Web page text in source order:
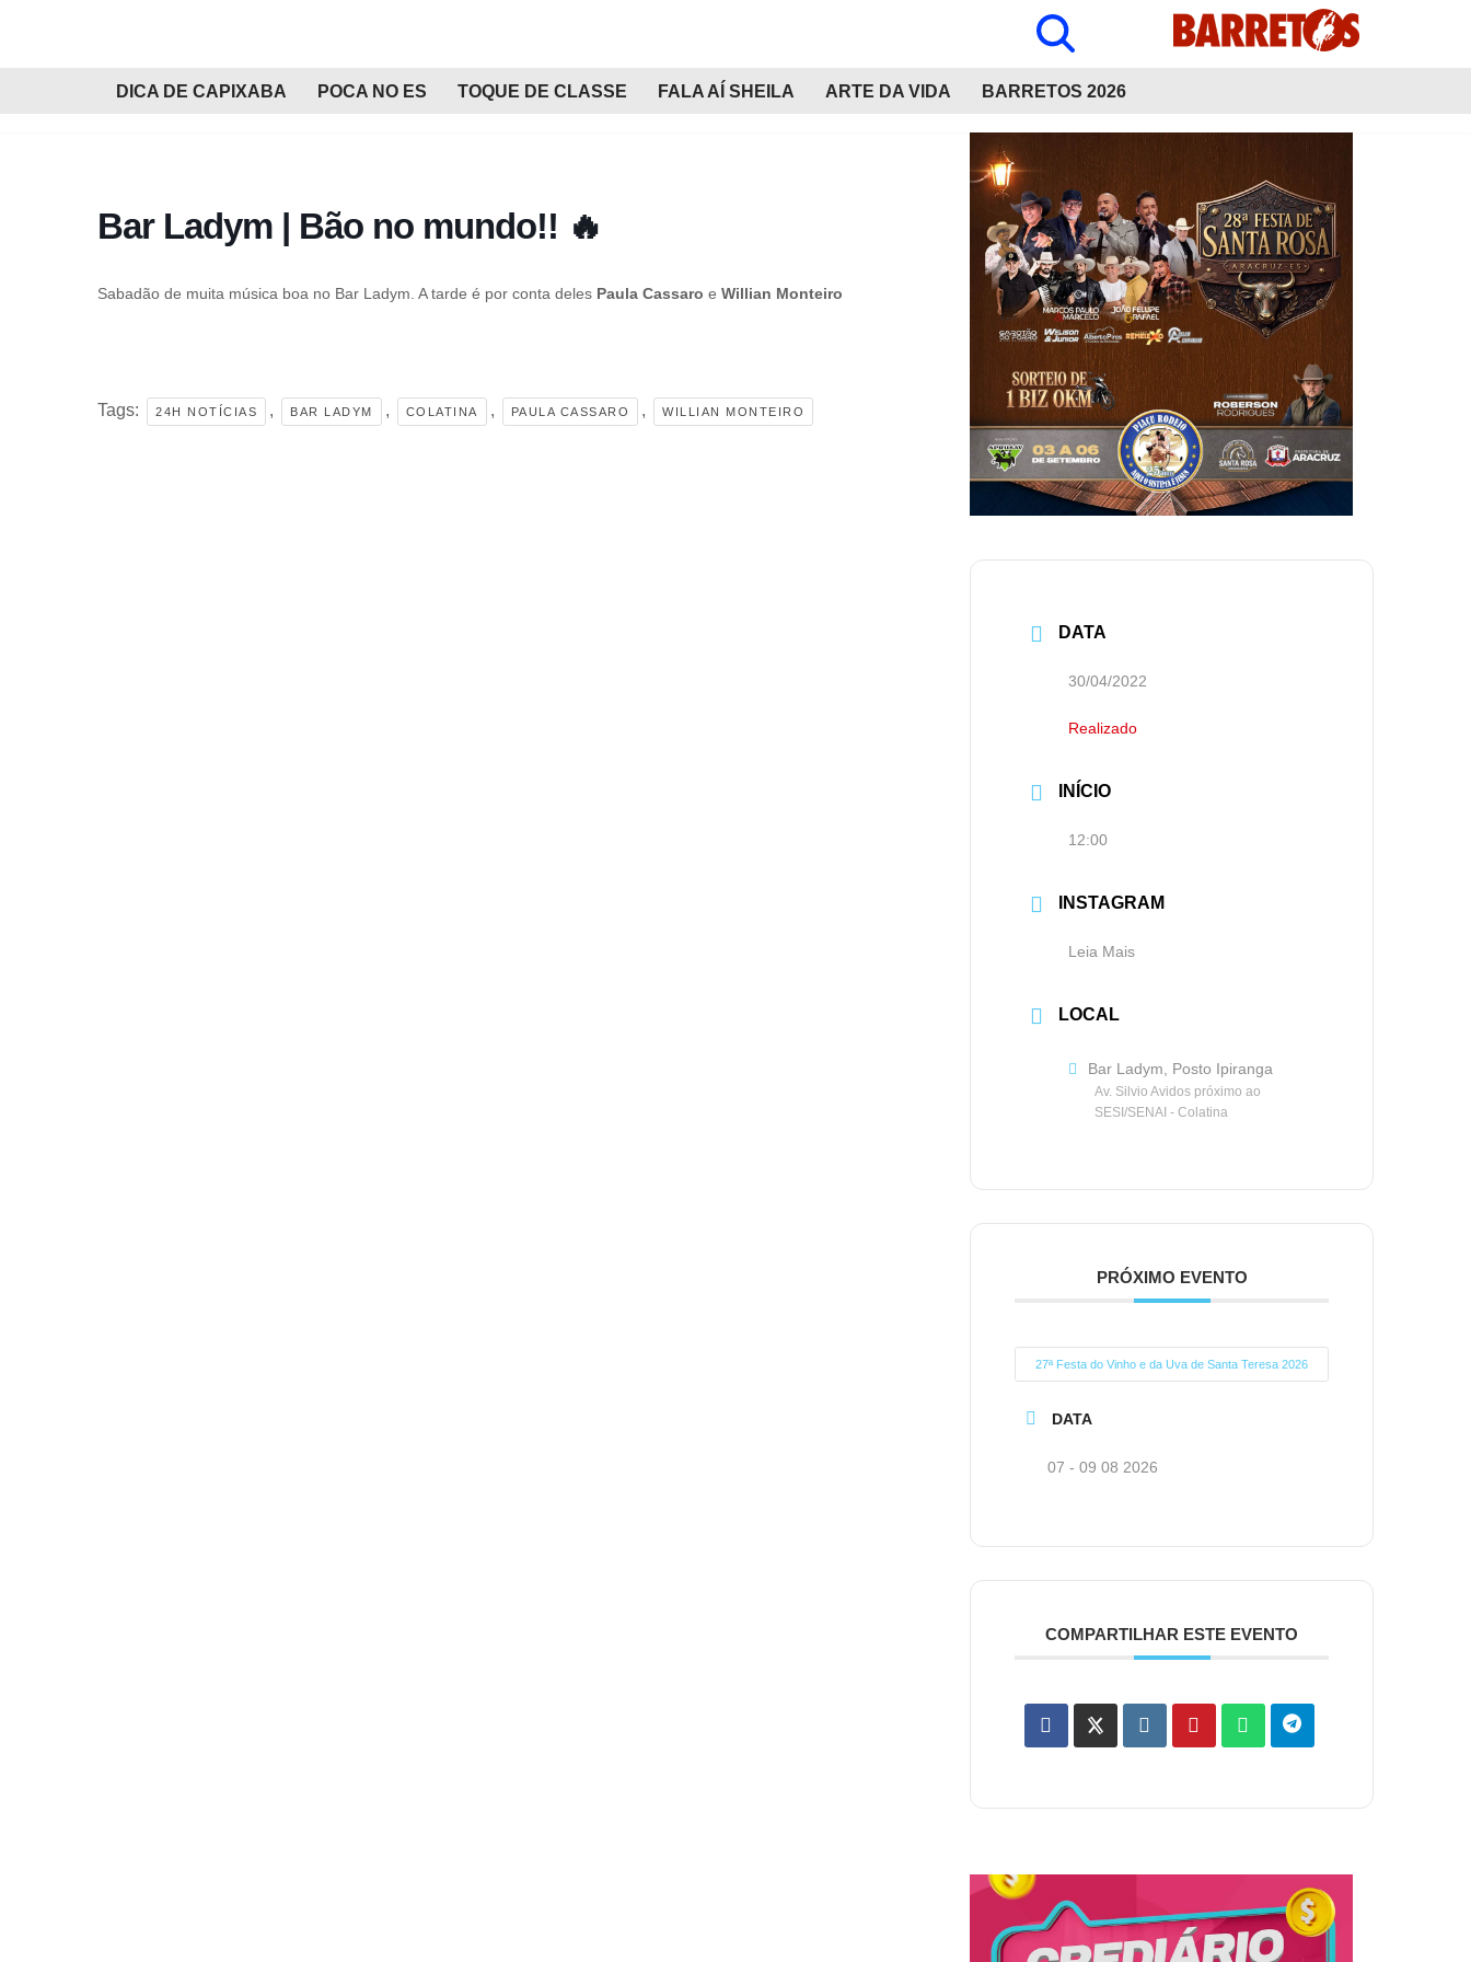
DICA DE CAPIXABA POCA NO ES TOQUE DE CLASSE FALA AÍ SHEILA ARTE DA VIDA BARRETOS 2026
Bar Ladym | Bão no mundo!! 🔥
Sabadão de muita música boa no Bar Ladym. A tarde é por conta deles Paula Cassaro e Willian Monteiro
Tags: 24H NOTÍCIAS , BAR LADYM , COLATINA , PAULA CASSARO , WILLIAN MONTEIRO
DATA
30/04/2022
Realizado
INÍCIO
12:00
INSTAGRAM
Leia Mais
LOCAL
Bar Ladym, Posto Ipiranga
Av. Silvio Avidos próximo ao
SESI/SENAI - Colatina
PRÓXIMO EVENTO
27ª Festa do Vinho e da Uva de Santa Teresa 2026
DATA
07 - 09 08 2026
COMPARTILHAR ESTE EVENTO